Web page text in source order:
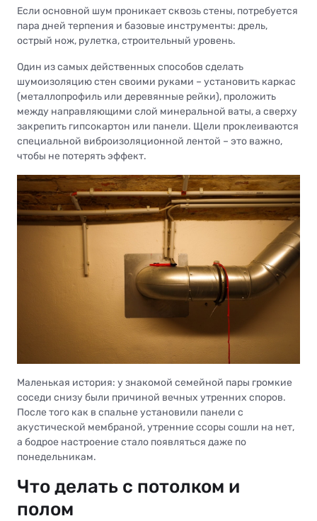
Если основной шум проникает сквозь стены, потребуется
пара дней терпения и базовые инструменты: дрель,
острый нож, рулетка, строительный уровень.
Один из самых действенных способов сделать
шумоизоляцию стен своими руками – установить каркас
(металлопрофиль или деревянные рейки), проложить
между направляющими слой минеральной ваты, а сверху
закрепить гипсокартон или панели. Щели проклеиваются
специальной виброизоляционной лентой – это важно,
чтобы не потерять эффект.
Маленькая история: у знакомой семейной пары громкие
соседи снизу были причиной вечных утренних споров.
После того как в спальне установили панели с
акустической мембраной, утренние ссоры сошли на нет,
а бодрое настроение стало появляться даже по
понедельникам.
Что делать с потолком и
полом